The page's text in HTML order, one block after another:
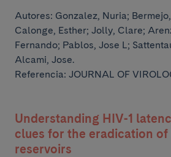
Autores: Gonzalez, Nuria;
Calonge, Esther; Jolly, Clare;
Fernando; Pablos, Jose L;
Alcami, Jose.
Referencia: JOURNAL OF
Understanding HIV-1
clues for the eradication
reservoirs